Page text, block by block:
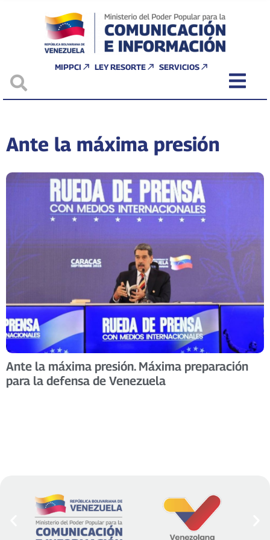
MIPPCI LEY RESORTE SERVICIOS
Ante la máxima presión
Ante la máxima presión. Máxima preparación
para la defensa de Venezuela